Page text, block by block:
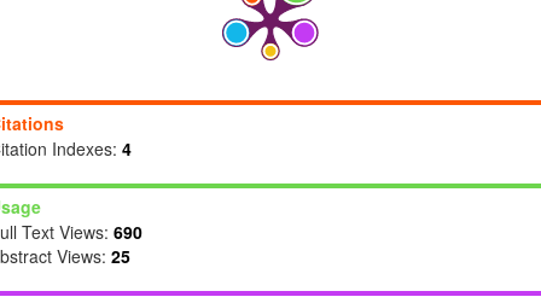
Indexes: 4
Text Views: 690
Views: 25